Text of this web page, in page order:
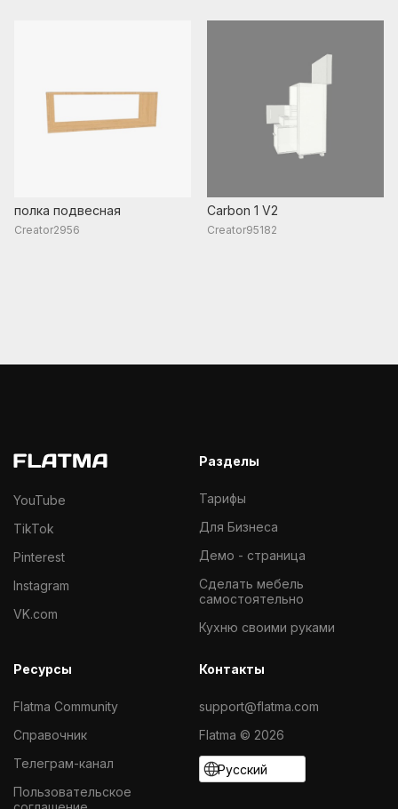
полка подвесная
Creator2956
Carbon 1 V2
Creator95182
YouTube
TikTok
Pinterest
Instagram
VK.com
Разделы
Тарифы
Для Бизнеса
Демо - страница
Cделать мебель
самостоятельно
Кухню своими руками
Ресурсы
Flatma Community
Справочник
Телеграм-канал
Пользовательское
Контакты
support@flatma.com
Flatma © 2026
Русский